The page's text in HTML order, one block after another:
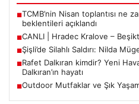
■TCMB’nin Nisan toplantısı ne
beklentileri açıklandı
■CANLI | Hradec Kralove –
■Şişli’de Silahlı Saldırı: Nilda
■Rafet Dalkıran kimdir? Yeni
Dalkıran’ın hayatı
■Outdoor Mutfaklar ve Şık